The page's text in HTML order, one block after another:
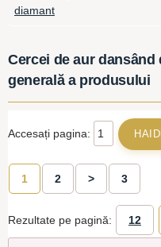
diamant
Cercei de aur dansând
generală a produsului
Accesați pagina:
1 2 > 3
Rezultate pe pagină: 12